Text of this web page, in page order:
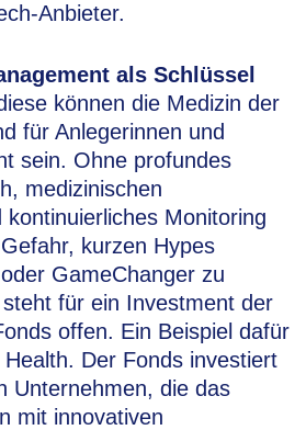
Anbieter.
als Schlüssel
können die Medizin der
für Anlegerinnen und
sein. Ohne profundes
medizinischen
Monitoring
kurzen Hypes
GameChanger zu
für ein Investment der
offen. Ein Beispiel dafür
Der Fonds investiert
Unternehmen, die das
mit innovativen